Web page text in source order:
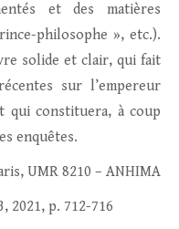
et des matières
philosophe », etc.).
solide et clair, qui fait
sur l’empereur
qui constituera, à coup
enquêtes.
UMR 8210 – ANHIMA
2021, p. 712-716